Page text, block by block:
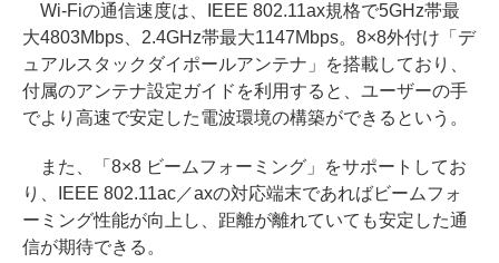
Wi-Fiの通信速度は、IEEE 802.11ax規格で5GHz帯最
大4803Mbps、2.4GHz帯最大1147Mbps。8×8外付け「デ
ュアルスタックダイポールアンテナ」を搭載しており、
付属のアンテナ設定ガイドを利用すると、ユーザーの手
でより高速で安定した電波環境の構築ができるという。
また、「8×8 ビームフォーミング」をサポートしてお
り、IEEE 802.11ac／axの対応端末であればビームフォ
ーミング性能が向上し、距離が離れていても安定した通
信が期待できる。